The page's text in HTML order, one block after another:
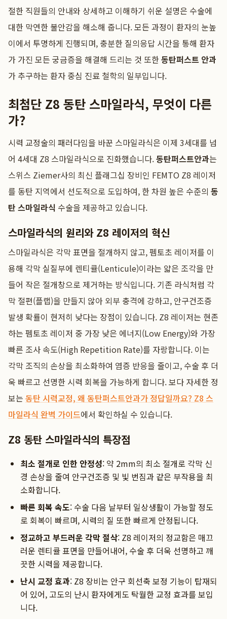
절한 직원들의 안내와 상세하고 이해하기 쉬운 설명은 수술에
대한 막연한 불안감을 해소해 줍니다. 모든 과정이 환자의 눈높
이에서 투명하게 진행되며, 충분한 질의응답 시간을 통해 환자
가 가진 모든 궁금증을 해결해 드리는 것 또한동탄퍼스트 안과
가 추구하는 환자 중심 진료 철학의 일부입니다.
최첨단 Z8 동탄 스마일라식, 무엇이 다른
가?
시력 교정술의 패러다임을 바꾼 스마일라식은 이제 3세대를 넘
어 4세대 Z8 스마일라식으로 진화했습니다.동탄퍼스트안과는
스위스 Ziemer사의 최신 플래그십 장비인 FEMTO Z8 레이저
를 동탄 지역에서 선도적으로 도입하여, 한 차원 높은 수준의 동
탄 스마일라식 수술을 제공하고 있습니다.
스마일라식의 원리와 Z8 레이저의 혁신
스마일라식은 각막 표면을 절개하지 않고, 펨토초 레이저를 이
용해 각막 실질부에 렌티큘(Lenticule)이라는 얇은 조각을 만
들어 작은 절개창으로 제거하는 방식입니다. 기존 라식처럼 각
막 절편(플랩)을 만들지 않아 외부 충격에 강하고, 안구건조증
발생 확률이 현저히 낮다는 장점이 있습니다. Z8 레이저는 현존
하는 펨토초 레이저 중 가장 낮은 에너지(Low Energy)와 가장
빠른 조사 속도(High Repetition Rate)를 자랑합니다. 이는
각막 조직의 손상을 최소화하여 염증 반응을 줄이고, 수술 후 더
욱 빠르고 선명한 시력 회복을 가능하게 합니다. 보다 자세한 정
보는 동탄 시력교정, 왜 동탄퍼스트안과가 정답일까요? Z8 스
마일라식 완벽 가이드에서 확인하실 수 있습니다.
Z8 동탄 스마일라식의 특장점
최소 절개로 인한 안정성: 약 2mm의 최소 절개로 각막 신
경 손상을 줄여 안구건조증 및 빛 번짐과 같은 부작용을 최
소화합니다.
빠른 회복 속도: 수술 다음 날부터 일상생활이 가능할 정도
로 회복이 빠르며, 시력의 질 또한 빠르게 안정됩니다.
정교하고 부드러운 각막 절삭: Z8 레이저의 정교함은 매끄
러운 렌티큘 표면을 만들어내어, 수술 후 더욱 선명하고 깨
끗한 시력을 제공합니다.
난시 교정 효과: Z8 장비는 안구 회선축 보정 기능이 탑재되
어 있어, 고도의 난시 환자에게도 탁월한 교정 효과를 보입
니다.